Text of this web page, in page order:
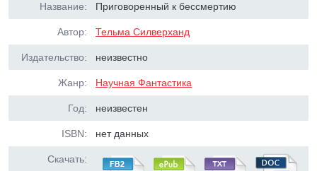
Название: Приговоренный к бессмертию
Автор: Тельма Силверханд
Издательство: неизвестно
Жанр: Научная Фантастика
Год: неизвестен
ISBN: нет данных
Скачать: